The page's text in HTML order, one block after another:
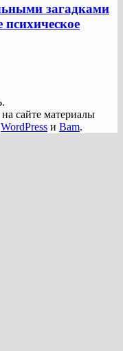
загадками
психическое
сайте материалы
WordPress и Bam.